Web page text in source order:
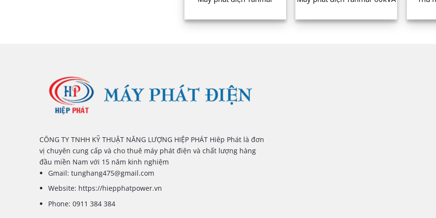
CÔNG TY TNHH KỸ THUẬT NĂNG LƯỢNG HIỆP PHÁT Hiêp Phát là đơn
vị chuyên cung cấp và cho thuê máy phát điện và chất lượng hàng
đầu miền Nam với 15 năm kinh nghiệm
Gmail:tunghang475@gmail.com
Website: https://hiepphatpower.vn
Phone: 0911 384 384